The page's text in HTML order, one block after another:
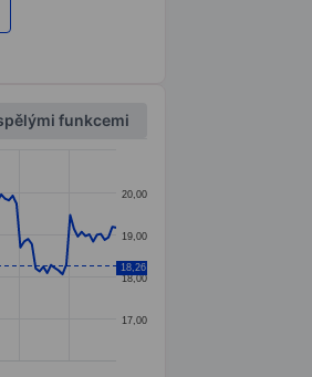
funkcemi
17,00
18,00
19,00
20,00
18,26